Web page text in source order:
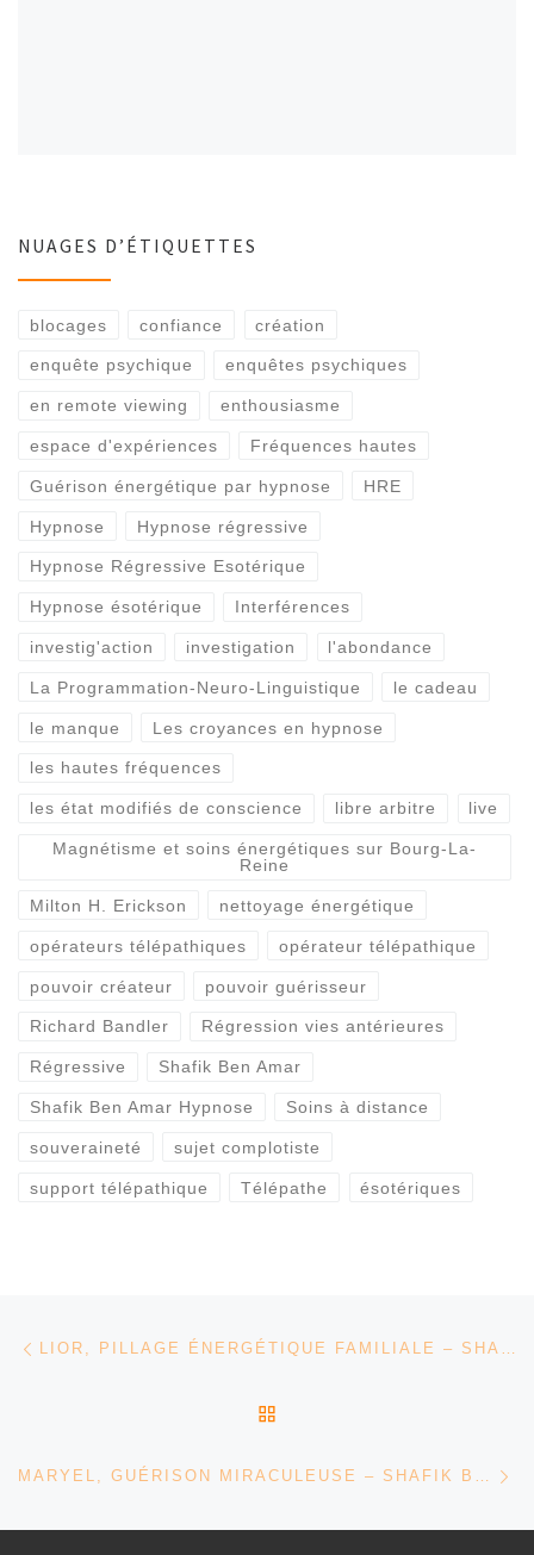
NUAGES D’ÉTIQUETTES
blocages confiance création
enquête psychique enquêtes psychiques
en remote viewing enthousiasme
espace d'expériences Fréquences hautes
Guérison énergétique par hypnose HRE
Hypnose Hypnose régressive
Hypnose Régressive Esotérique
Hypnose ésotérique Interférences
investig'action investigation l'abondance
La Programmation-Neuro-Linguistique le cadeau
le manque Les croyances en hypnose
les hautes fréquences
les état modifiés de conscience libre arbitre live
Magnétisme et soins énergétiques sur Bourg-La-
Reine
Milton H. Erickson nettoyage énergétique
opérateurs télépathiques opérateur télépathique
pouvoir créateur pouvoir guérisseur
Richard Bandler Régression vies antérieures
Régressive Shafik Ben Amar
Shafik Ben Amar Hypnose Soins à distance
souveraineté sujet complotiste
support télépathique Télépathe ésotériques
Parcourir les articles LIOR, PILLAGE ÉNERGÉTIQUE FAMILIALE – SHAFIK BEN AMAR HYPNOSE RÉGRESSIVE ÉSOTÉRIQUES
MARYEL, GUÉRISON MIRACULEUSE – SHAFIK BEN AMAR HYPNOSE RÉGRESSIVE ÉSOTÉRIQUES